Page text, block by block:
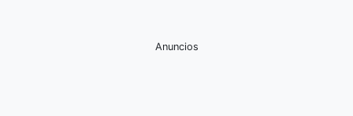
Anuncios